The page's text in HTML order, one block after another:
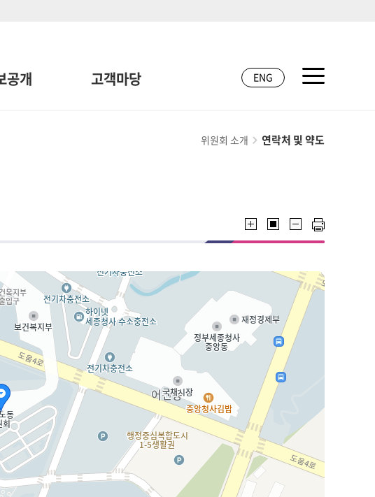
공개 고객마당 ENG
위원회 소개 연락처 및 약도